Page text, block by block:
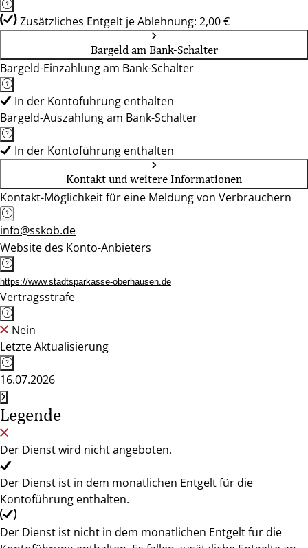
Zusätzliches Entgelt je Ablehnung: 2,00 €
Bargeld am Bank-Schalter
Bargeld-Einzahlung am Bank-Schalter
In der Kontoführung enthalten
Bargeld-Auszahlung am Bank-Schalter
In der Kontoführung enthalten
Kontakt und weitere Informationen
Kontakt-Möglichkeit für eine Meldung von Verbrauchern
info@sskob.de
Website des Konto-Anbieters
https://www.stadtsparkasse-oberhausen.de
Vertragsstrafe
Nein
Letzte Aktualisierung
16.07.2026
Legende
Der Dienst wird nicht angeboten.
Der Dienst ist in dem monatlichen Entgelt für die
Kontoführung enthalten.
Der Dienst ist nicht in dem monatlichen Entgelt für die